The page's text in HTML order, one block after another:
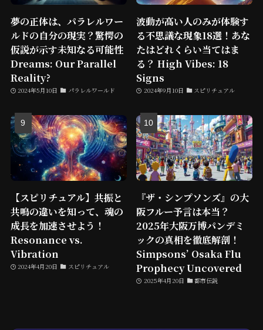
夢の正体は、パラレルワー
ルドの自分の現実？驚愕の
仮説が示す未知なる可能性
Dreams: Our Parallel
Reality?
2024年5月10日 パラレルワールド
波動が高い人のみが体験す
る不思議な現象18選！あな
たはどれくらい当てはま
る？ High Vibes: 18
Signs
2024年9月10日 スピリチュアル
【スピリチュアル】共振と
共鳴の違いを知って、魂の
成長を加速させよう！
Resonance vs.
Vibration
2024年4月20日 スピリチュアル
『ザ・シンプソンズ』の大
阪フルー予言は本当？
2025年大阪万博パンデミ
ックの真相を徹底解剖！
Simpsons’ Osaka Flu
Prophecy Uncovered
2025年4月20日 都市伝説